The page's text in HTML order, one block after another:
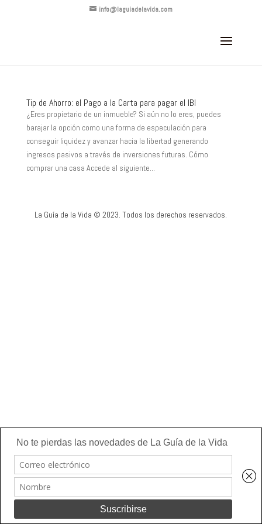
info@laguiadelavida.com
Tip de Ahorro: el Pago a la Carta para pagar el IBI
¿Eres propietario de un inmueble? Si aún no lo eres, puedes
barajar la opción como una forma de especulación para
conseguir liquidez y avanzar hacia la libertad generando
ingresos pasivos a través de inversiones futuras. Cómo
comprar una casa Accede al siguiente...
La Guía de la Vida © 2023. Todos los derechos reservados.